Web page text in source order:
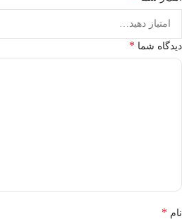
دیدگاه شما *
نام *